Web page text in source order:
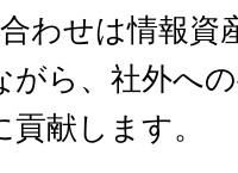
わせは情報
がら、社外へ
献します。